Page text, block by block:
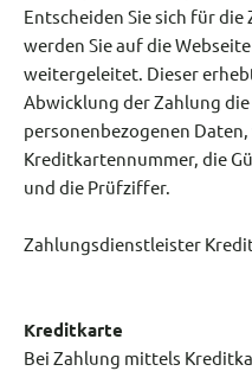
Entscheiden Sie sich für
werden Sie auf die
weitergeleitet. Dieser
Abwicklung der Zahlung
personenbezogenen
Kreditkartennummer, die
und die Prüfziffer.
Zahlungsdienstleister
Kreditkarte
Bei Zahlung mittels